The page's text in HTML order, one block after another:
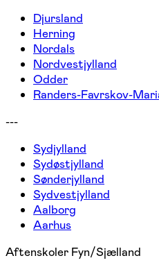
Djursland
Herning
Nordals
Nordvestjylland
Odder
Randers-Favrskov-
---
Sydjylland
Sydøstjylland
Sønderjylland
Sydvestjylland
Aalborg
Aarhus
Aftenskoler Fyn/Sjælland